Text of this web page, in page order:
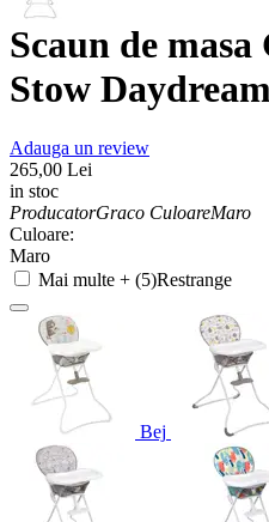
Scaun de
Stow
Adauga un review
265,00 Lei
in stoc
ProducatorGraco CuloareMaro
Culoare:
Maro
Mai multe + (5)Restrange
Bej